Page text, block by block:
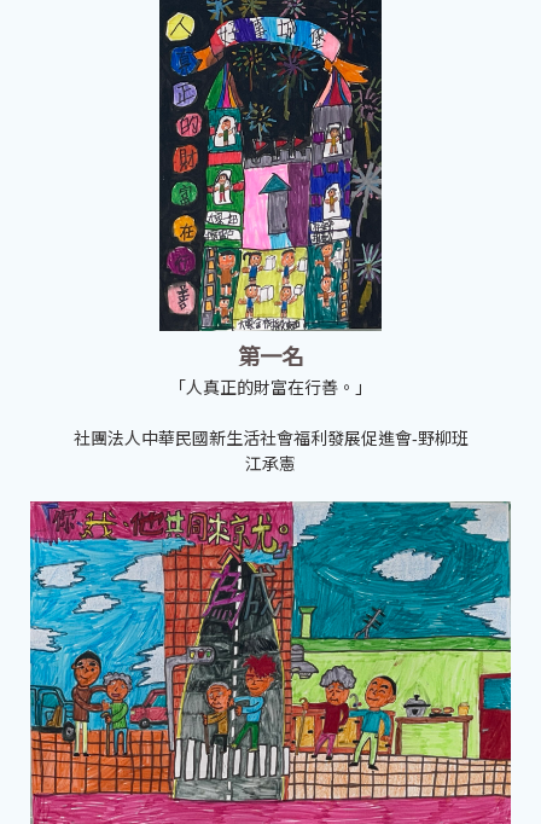
第一名
「人真正的財富在行善。」
社團法人中華民國新生活社會福利發展促進會-野柳班
江承憲